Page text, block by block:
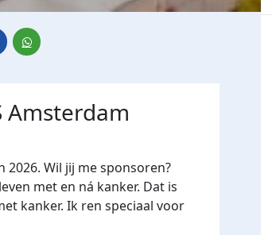
Amsterdam
Wil jij me sponsoren?
met en ná kanker. Dat is
kanker. Ik ren speciaal voor